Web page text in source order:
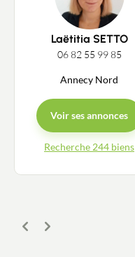
Laëtitia SETTO
06 82 55 99 85
Annecy Nord
Voir ses annonces
Recherche 244 biens
Précédent
Suivant